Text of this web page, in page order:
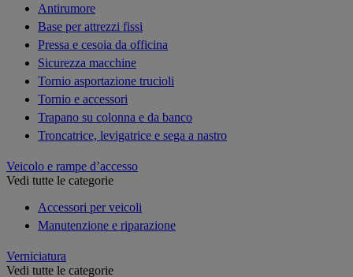
Antirumore
Base per attrezzi fissi
Pressa e cesoia da officina
Sicurezza macchine
Tornio asportazione trucioli
Tornio e accessori
Trapano su colonna e da banco
Troncatrice, levigatrice e sega a nastro
Veicolo e rampe d’accesso
Vedi tutte le categorie
Accessori per veicoli
Manutenzione e riparazione
Verniciatura
Vedi tutte le categorie